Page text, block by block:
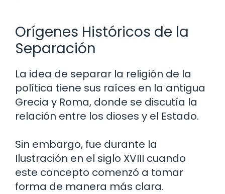
Orígenes Históricos de la
Separación
La idea de separar la religión de la
política tiene sus raíces en la antigua
Grecia y Roma, donde se discutía la
relación entre los dioses y el Estado.
Sin embargo, fue durante la
Ilustración en el siglo XVIII cuando
este concepto comenzó a tomar
forma de manera más clara.